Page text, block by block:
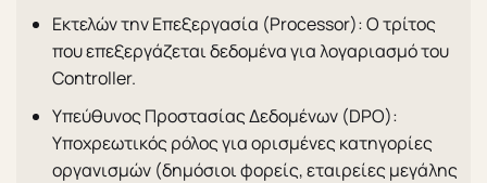
Εκτελών την Επεξεργασία (Processor): Ο τρίτος
που επεξεργάζεται δεδομένα για λογαριασμό του
Controller.
Υπεύθυνος Προστασίας Δεδομένων (DPO):
Υποχρεωτικός ρόλος για ορισμένες κατηγορίες
οργανισμών (δημόσιοι φορείς, εταιρείες μεγάλης